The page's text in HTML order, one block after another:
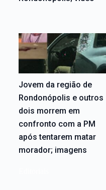
Jovem da região de
Rondonópolis e outros
dois morrem em
confronto com a PM
após tentarem matar
morador; imagens